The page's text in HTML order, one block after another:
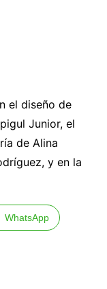
el diseño de
Junior, el
de Alina
y en la
WhatsApp